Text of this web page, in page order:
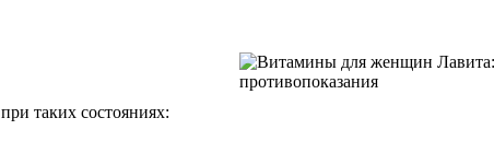
при таких состояниях: